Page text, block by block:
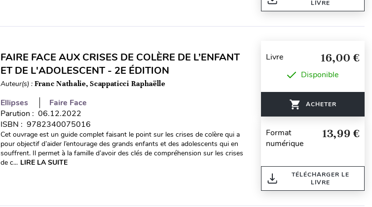
LIVRE
FAIRE FACE AUX CRISES DE COLÈRE DE L’ENFANT
ET DE L'ADOLESCENT - 2E ÉDITION
Auteur(s) : Franc Nathalie, Scappaticci Raphaëlle
Ellipses
Faire Face
Parution : 06.12.2022
ISBN : 9782340075016
Cet ouvrage est un guide complet faisant le point sur les crises de colère qui a
pour objectif d’aider l’entourage des grands enfants et des adolescents qui en
souffrent. Il permet à la famille d’avoir des clés de compréhension sur les crises
de c... LIRE LA SUITE
Livre 16,00 €
Disponible
ACHETER
Format
numérique
13,99 €
TÉLÉCHARGER LE
LIVRE